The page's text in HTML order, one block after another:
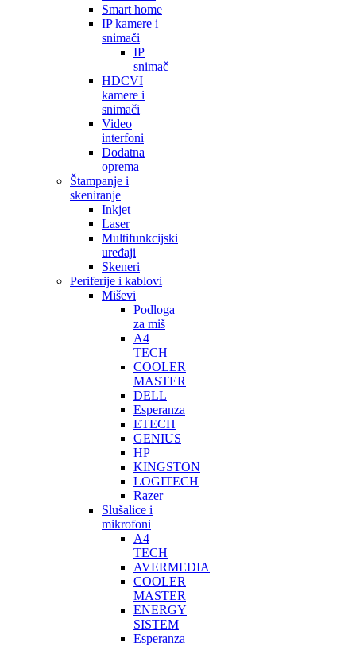
Smart home
IP kamere i
snimači
IP
snimač
HDCVI
kamere i
snimači
Video
interfoni
Dodatna
oprema
Štampanje i
skeniranje
Inkjet
Laser
Multifunkcijski
uređaji
Skeneri
Periferije i kablovi
Miševi
Podloga
za miš
A4
TECH
COOLER
MASTER
DELL
Esperanza
ETECH
GENIUS
HP
KINGSTON
LOGITECH
Razer
Slušalice i
mikrofoni
A4
TECH
AVERMEDIA
COOLER
MASTER
ENERGY
SISTEM
Esperanza